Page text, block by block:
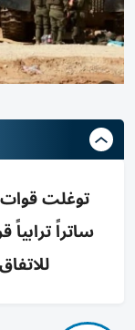
توغلت قوات
ساتراً